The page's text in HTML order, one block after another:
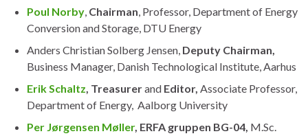
Poul Norby, Chairman, Professor, Department of Energy
Conversion and Storage, DTU Energy
Anders Christian Solberg Jensen, Deputy Chairman,
Business Manager, Danish Technological Institute, Aarhus
Erik Schaltz, Treasurerand Editor, Associate Professor,
Department of Energy, Aalborg University
Per Jørgensen Møller, ERFA gruppen BG-04, M.Sc.